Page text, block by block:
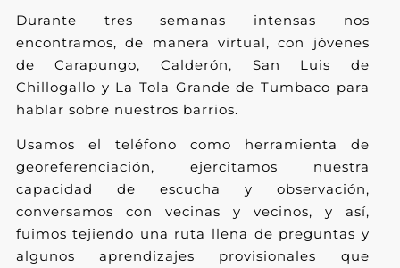
Durante tres semanas intensas nos
encontramos, de manera virtual, con jóvenes
de Carapungo, Calderón, San Luis de
Chillogallo y La Tola Grande de Tumbaco para
hablar sobre nuestros barrios.
Usamos el teléfono como herramienta de
georeferenciación, ejercitamos nuestra
capacidad de escucha y observación,
conversamos con vecinas y vecinos, y así,
fuimos tejiendo una ruta llena de preguntas y
algunos aprendizajes provisionales que